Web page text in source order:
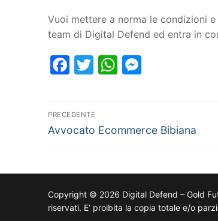
Vuoi mettere a norma le condizioni
team di Digital Defend ed entra in
Facebook
TwitterWhatsApp
PRECEDENTE
Avvocato Ecommerce Bibiana
Copyright © 2026 Digital Defend – Gold
riservati. E’ proibita la copia totale e/o